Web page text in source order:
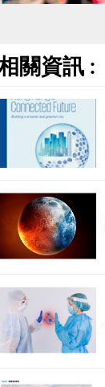
關資訊 :